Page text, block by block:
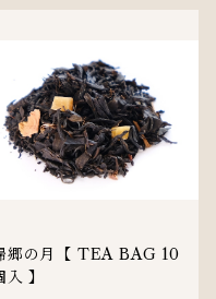
郷の月【 TEA BAG 10
入 】